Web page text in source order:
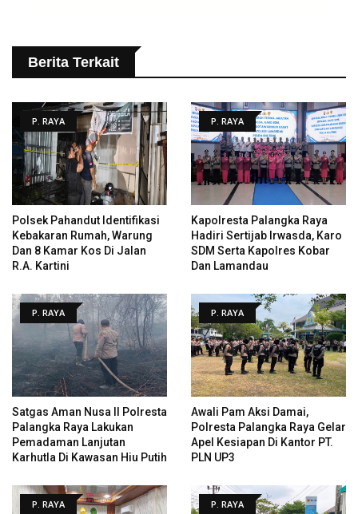
Berita Terkait
P. RAYA
Polsek Pahandut Identifikasi
Kebakaran Rumah, Warung
Dan 8 Kamar Kos Di Jalan
R.A. Kartini
P. RAYA
Kapolresta Palangka Raya
Hadiri Sertijab Irwasda, Karo
SDM Serta Kapolres Kobar
Dan Lamandau
P. RAYA
Satgas Aman Nusa II Polresta
Palangka Raya Lakukan
Pemadaman Lanjutan
Karhutla Di Kawasan Hiu Putih
P. RAYA
Awali Pam Aksi Damai,
Polresta Palangka Raya Gelar
Apel Kesiapan Di Kantor PT.
PLN UP3
P. RAYA P. RAYA